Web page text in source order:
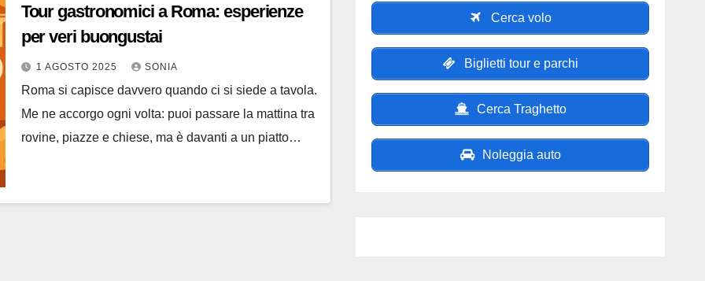
Tour gastronomici a Roma: esperienze
per veri buongustai
1 AGOSTO 2025 SONIA
Roma si capisce davvero quando ci si siede a tavola.
Me ne accorgo ogni volta: puoi passare la mattina tra
rovine, piazze e chiese, ma è davanti a un piatto…
Cerca volo
Biglietti tour e parchi
Cerca Traghetto
Noleggia auto